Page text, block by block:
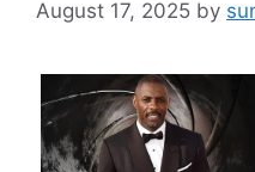
August 17, 2025 by